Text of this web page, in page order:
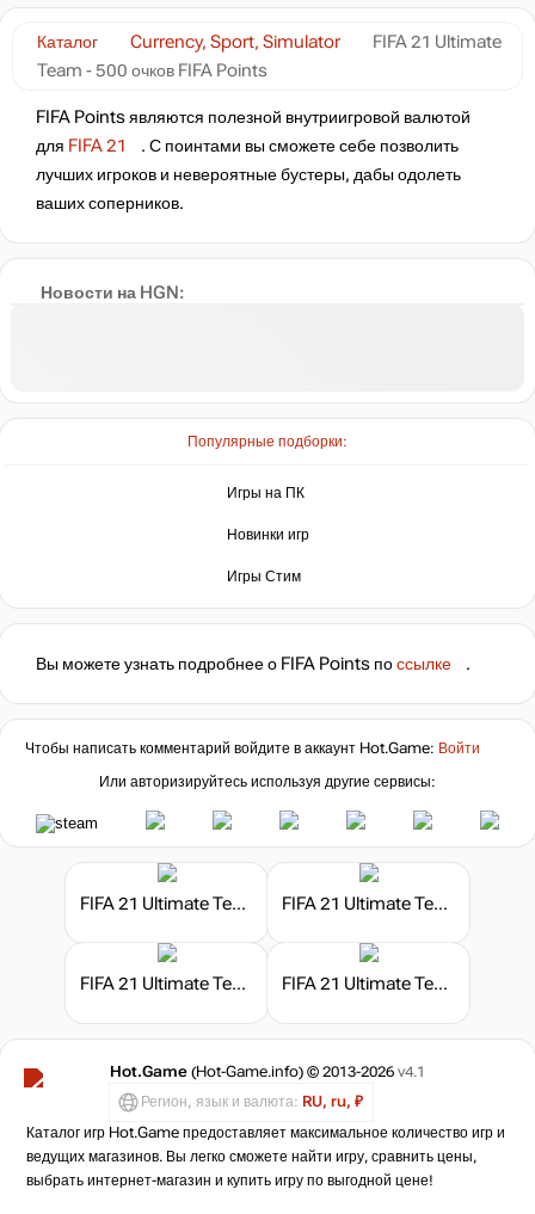
Новости на HGN:
Популярные подборки:
Игры на ПК
Новинки игр
Игры Стим
Каталог Currency, Sport, Simulator
FIFA 21 Ultimate
Team - 500 очков FIFA Points
FIFA Points являются полезной внутриигровой валютой
для FIFA 21
. С поинтами вы сможете себе позволить
лучших игроков и невероятные бустеры, дабы одолеть
ваших соперников.
нет в наличии
Вы можете узнать подробнее о FIFA Points поссылке .
Чтобы написать комментарий войдите в аккаунт Hot.Game: Войти
Или авторизируйтесь используя другие сервисы:
FIFA 21 Ultimate Team - 1600 очков FIFA Points FIFA 21 Ultimate Team - 2200 очков FIFA Points
FIFA 21 Ultimate Team - 100 очков FIFA Points FIFA 21 Ultimate Team - 1050 очков FIFA Points
Hot.Game (Hot-Game.info) © 2013-2026 v4.1
Регион, язык и валюта: RU, ru, ₽
Каталог игр Hot.Game предоставляет максимальное количество игр и
ведущих магазинов. Вы легко сможете найти игру, сравнить цены,
выбрать интернет-магазин и купить игру по выгодной цене!